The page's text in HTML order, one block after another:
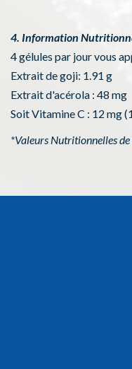
4. Information
4 gélules par jour vous
Extrait de goji: 1.91 g
Extrait d'acérola : 48 mg
Soit Vitamine C : 12 mg
*Valeurs Nutritionnelles de